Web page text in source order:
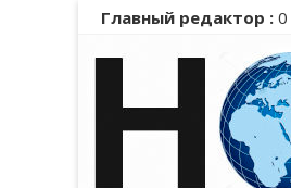
Главный редактор :